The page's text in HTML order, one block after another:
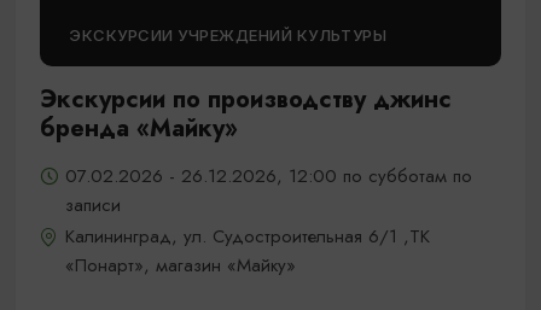
ЭКСКУРСИИ УЧРЕЖДЕНИЙ КУЛЬТУРЫ
Экскурсии по производству джинс
бренда «Майку»
07.02.2026 - 26.12.2026, 12:00 по субботам по
записи
Калининград, ул. Судостроительная 6/1 ,ТК
«Понарт», магазин «Майку»